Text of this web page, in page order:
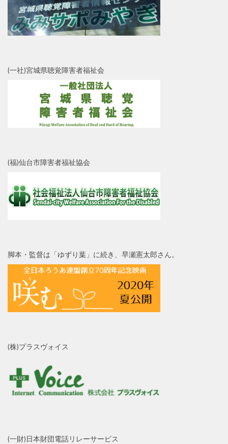
(一社)宮城県聴覚障害者福祉会
(福)仙台市障害者福祉協会
脚本・監督は「ゆずり葉」に続き、早瀬憲太郎さん。
(株)プラスヴォイス
(一財)日本財団電話リレーサービス